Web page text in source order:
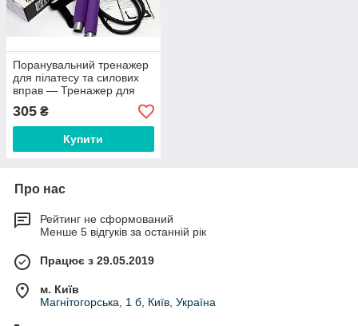
Поранувальний тренажер
для пілатесу та силових
вправ — Тренажер для
пілатесу Portable Pilates
Studio
305 ₴
Купити
Про нас
Рейтинг не сформований
Менше 5 відгуків за останній рік
Працює з 29.05.2019
м. Київ
Магнітогорська, 1 б, Київ, Україна